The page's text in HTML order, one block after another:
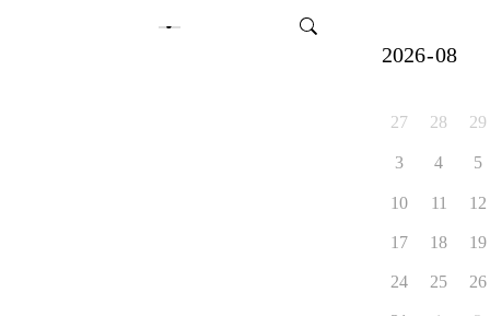
27 28 29
3 4 5
10 11 12
17 18 19
24 25 26